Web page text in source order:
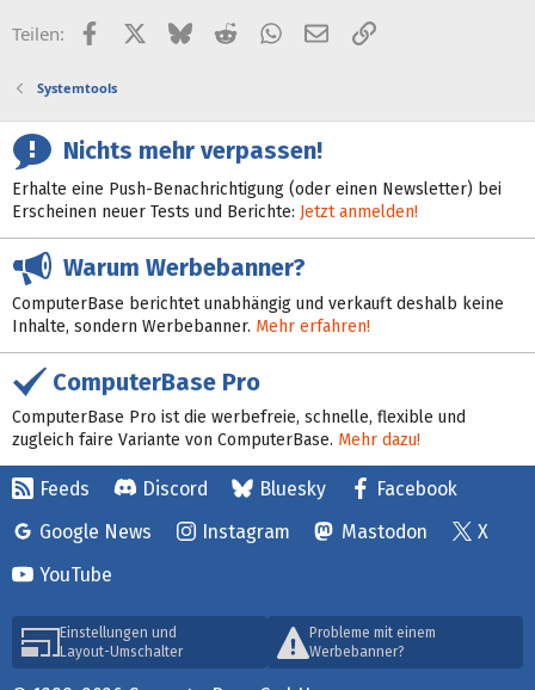
Teilen: FacebookX (Twitter)
BlueskyRedditWhatsApp
E-MailLink
Systemtools
Nichts mehr verpassen!
Erhalte eine Push-Benachrichtigung (oder einen Newsletter) bei
Erscheinen neuer Tests und Berichte: Jetzt anmelden!
Warum Werbebanner?
ComputerBase berichtet unabhängig und verkauft deshalb keine
Inhalte, sondern Werbebanner. Mehr erfahren!
ComputerBase Pro
ComputerBase Pro ist die werbefreie, schnelle, flexible und
zugleich faire Variante von ComputerBase. Mehr dazu!
Feeds Discord Bluesky
Facebook
Google News
Instagram Mastodon
X
YouTube
Einstellungen und
Layout-Umschalter
Probleme mit einem
Werbebanner?